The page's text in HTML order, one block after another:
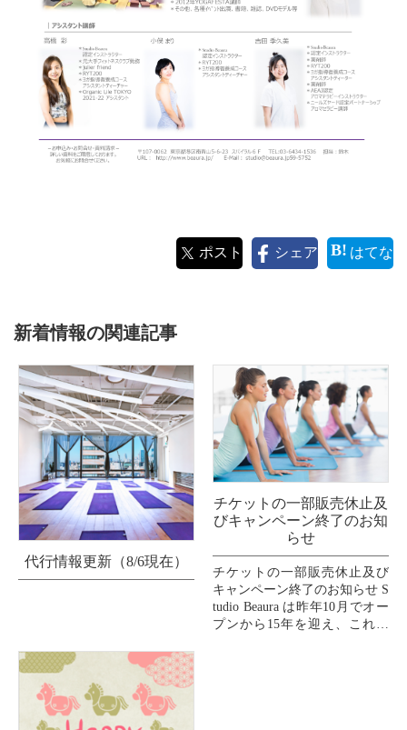
ポスト シェア はてな
新着情報の関連記事
代行情報更新（8/6現在）
チケットの一部販売休止及
びキャンペーン終了のお知
らせ
チケットの一部販売休止及び
キャンペーン終了のお知らせ S
tudio Beaura は昨年10月でオー
プンから15年を迎え、これま